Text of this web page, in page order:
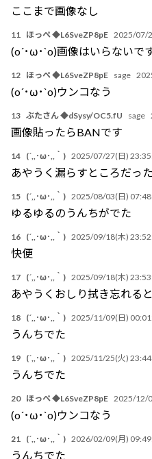
ここまで画像なし
11 ほっぺ ◆L6SveZP8pE 2025/07/
(o´･ω･`o)画像はいらないで
12 ほっぺ ◆L6SveZP8pE sage
(o´･ω･`o)ウンコなう
13 ぶたさん ◆dSysy/OC5.fU sage
画像貼ったらBANです
14 (´,,･ω･,,｀) 2025/07/27(日)
あやうく漏らすところだった
15 (´,,･ω･,,｀) 2025/08/03(日)
ゆるゆるのうんちがでた
16 (´,,･ω･,,｀) 2025/09/18(木)
快便
17 (´,,･ω･,,｀) 2025/09/18(木)
あやうくおしり拭き忘れる
18 (´,,･ω･,,｀) 2025/11/09(日)
うんちでた
19 (´,,･ω･,,｀) 2025/11/25(火)
うんちでた
20 ほっぺ ◆L6SveZP8pE 2025/12/
(o´･ω･`o)ウンコなう
21 (´,,･ω･,,｀) 2026/02/09(月)
うんちでた